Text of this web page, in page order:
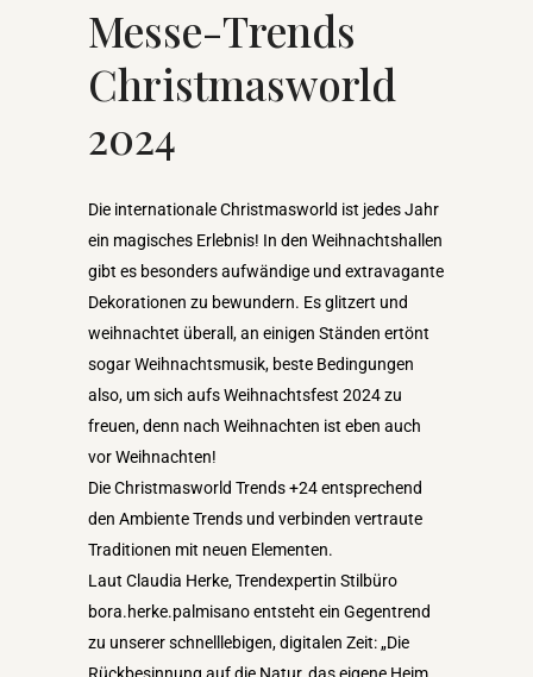
Messe-Trends
Christmasworld
2024
Die internationale Christmasworld ist jedes Jahr
ein magisches Erlebnis! In den Weihnachtshallen
gibt es besonders aufwändige und extravagante
Dekorationen zu bewundern. Es glitzert und
weihnachtet überall, an einigen Ständen ertönt
sogar Weihnachtsmusik, beste Bedingungen
also, um sich aufs Weihnachtsfest 2024 zu
freuen, denn nach Weihnachten ist eben auch
vor Weihnachten!
Die Christmasworld Trends +24 entsprechend
den Ambiente Trends und verbinden vertraute
Traditionen mit neuen Elementen.
Laut Claudia Herke, Trendexpertin Stilbüro
bora.herke.palmisano entsteht ein Gegentrend
zu unserer schnelllebigen, digitalen Zeit: „Die
Rückbesinnung auf die Natur, das eigene Heim